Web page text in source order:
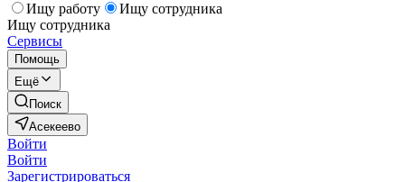
Ищу работу
Ищу сотрудника
Ищу сотрудника
Сервисы
Помощь
Ещё
Поиск
Асекеево
Войти
Войти
Зарегистрироваться